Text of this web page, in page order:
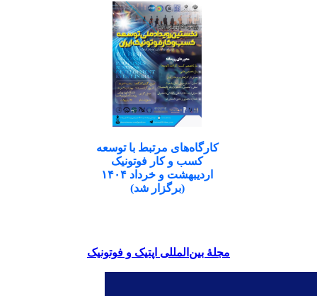
کارگاه‌های مرتبط با توسعه
کسب و کار فوتونیک
اردیبهشت و خرداد ۱۴۰۴
(برگزار شد)
مجلۀ بین‌المللی اپتیک و فوتونیک